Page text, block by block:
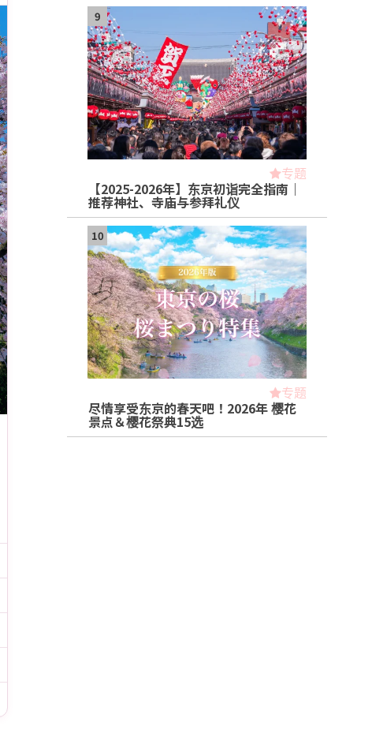
9
专题
【2025-2026年】东京初诣完全指南｜
推荐神社、寺庙与参拜礼仪
10
专题
尽情享受东京的春天吧！2026年 樱花
景点＆樱花祭典15选